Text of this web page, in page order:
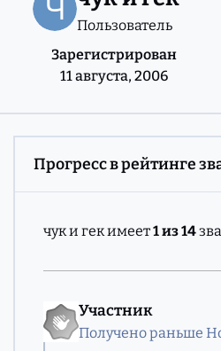
Пользователь
Зарегистрирован
11 августа, 2006
Прогресс в рейтинге
чук и гек имеет1 из 14
Участник
Получено раньше